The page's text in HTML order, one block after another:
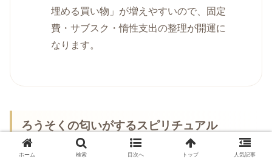
埋める買い物」が増えやすいので、固定
費・サブスク・惰性支出の整理が開運に
なります。
ろうそくの匂いがするスピリチュアル
ホーム 検索 目次へ トップ 人気記事